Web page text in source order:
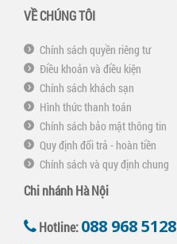
VỀ CHÚNG TÔI
Chính sách quyền riêng tư
Điều khoản và điều kiện
Chính sách khách sạn
Hình thức thanh toán
Chính sách bảo mật thông tin
Quy định đổi trả - hoàn tiền
Chính sách và quy định chung
Chi nhánh Hà Nội
Hotline:088 968 5128